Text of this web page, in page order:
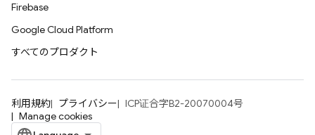
Firebase
Google Cloud Platform
すべてのプロダクト
利用規約 プライバシー
ICP证合字B2-20070004号
Manage cookies